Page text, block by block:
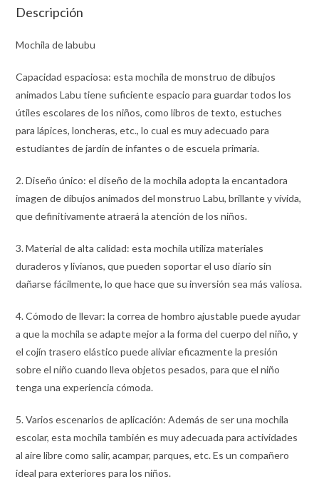
Descripción
Mochila de labubu
Capacidad espaciosa: esta mochila de monstruo de dibujos
animados Labu tiene suficiente espacio para guardar todos los
útiles escolares de los niños, como libros de texto, estuches
para lápices, loncheras, etc., lo cual es muy adecuado para
estudiantes de jardín de infantes o de escuela primaria.
2. Diseño único: el diseño de la mochila adopta la encantadora
imagen de dibujos animados del monstruo Labu, brillante y vívida,
que definitivamente atraerá la atención de los niños.
3. Material de alta calidad: esta mochila utiliza materiales
duraderos y livianos, que pueden soportar el uso diario sin
dañarse fácilmente, lo que hace que su inversión sea más valiosa.
4. Cómodo de llevar: la correa de hombro ajustable puede ayudar
a que la mochila se adapte mejor a la forma del cuerpo del niño, y
el cojín trasero elástico puede aliviar eficazmente la presión
sobre el niño cuando lleva objetos pesados, para que el niño
tenga una experiencia cómoda.
5. Varios escenarios de aplicación: Además de ser una mochila
escolar, esta mochila también es muy adecuada para actividades
al aire libre como salir, acampar, parques, etc. Es un compañero
ideal para exteriores para los niños.